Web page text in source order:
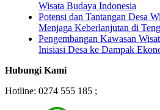
Wisata Budaya Indonesia
Potensi dan Tantangan Desa
Menjaga Keberlanjutan di
Pengembangan Kawasan
Inisiasi Desa ke Dampak
Hubungi Kami
Hotline: 0274 555 185 ;